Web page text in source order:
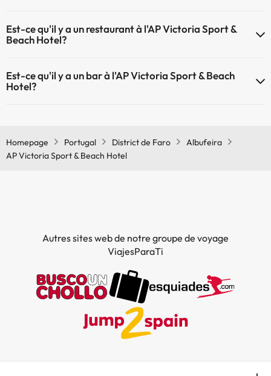
Beach Hotel
Est-ce qu'il y a un restaurant à l'AP Victoria Sport &
Beach Hotel?
Est-ce qu'il y a un bar à l'AP Victoria Sport & Beach
Hotel?
Homepage Portugal District de Faro
Albufeira
AP Victoria Sport & Beach Hotel
Autres sites web de notre groupe de voyage
ViajesParaTi